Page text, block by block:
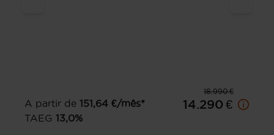
18.990 €
A partir de 151,64 €/mês*
TAEG 13,0%
14.290 €